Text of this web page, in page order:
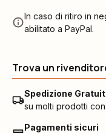
In caso di ritiro in
abilitato a PayPal.
Trova un
Spedizione
su molti prodotti
Pagamenti sicuri